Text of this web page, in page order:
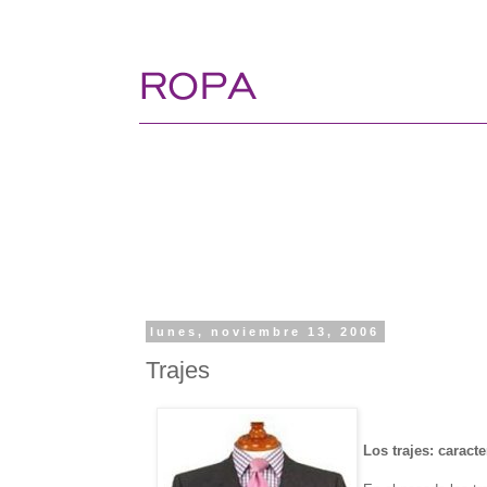
lunes, noviembre 13, 2006
Trajes
Los trajes: